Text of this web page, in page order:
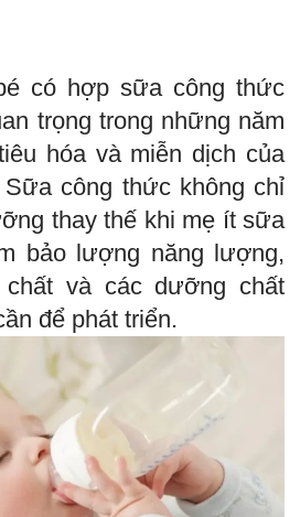
có hợp sữa công thức
trọng trong những năm
hóa và miễn dịch của
công thức không chỉ
thay thế khi mẹ ít sữa
bảo lượng năng lượng,
chất và các dưỡng chất
để phát triển.